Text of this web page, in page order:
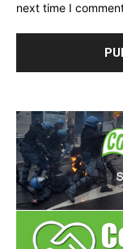
next time I